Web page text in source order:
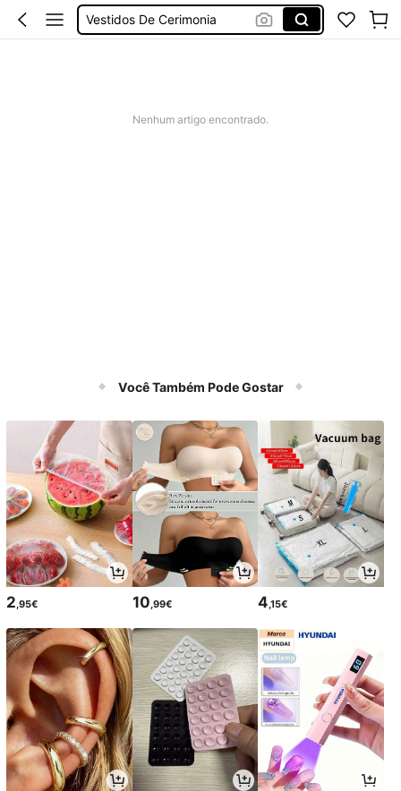
Vestidos De Cerimonia
Nenhum artigo encontrado.
Você Também Pode Gostar
2 ,95€ 10 ,99€ 4 ,15€